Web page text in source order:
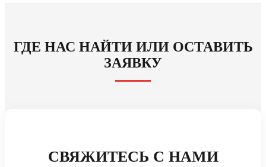
ГДЕ НАС НАЙТИ ИЛИ ОСТАВИТЬ
ЗАЯВКУ
СВЯЖИТЕСЬ С НАМИ